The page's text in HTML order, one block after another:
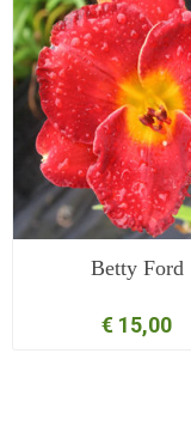
Betty Ford
€ 15,00